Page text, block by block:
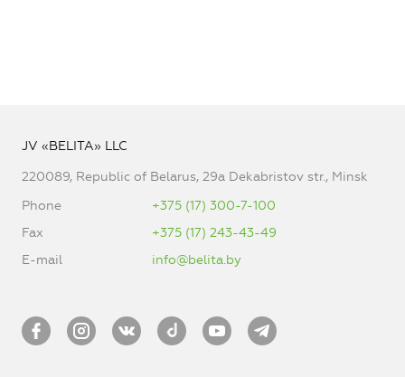
JV «BELITA» LLC
220089, Republic of Belarus, 29a Dekabristov str., Minsk
Phone
+375 (17) 300-7-100
Fax
+375 (17) 243-43-49
E-mail
info@belita.by